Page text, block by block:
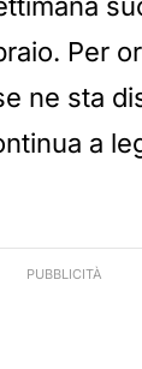
Per
ne sta
a